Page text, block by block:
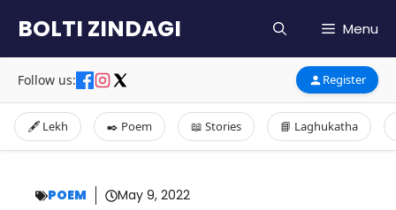
content
BOLTI ZINDAGI Menu
Follow us: Register
🖋️ Lekh ✒️ Poem 📖 Stories 📘 Laghukatha
POEM May 9, 2022